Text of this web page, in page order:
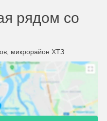
рядом со
микрорайон ХТЗ